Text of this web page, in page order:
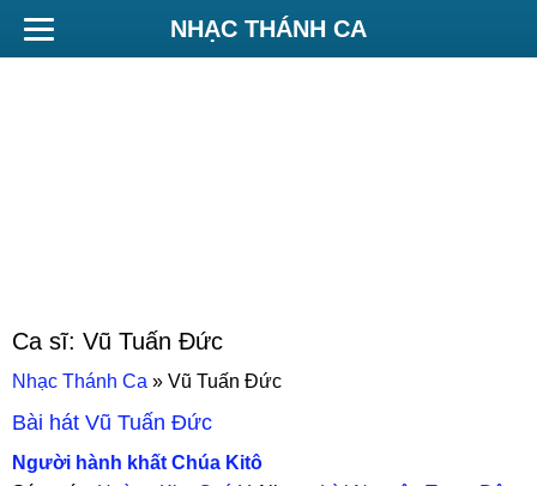
NHẠC THÁNH CA
Ca sĩ: Vũ Tuấn Đức
Nhạc Thánh Ca » Vũ Tuấn Đức
Bài hát Vũ Tuấn Đức
Người hành khất Chúa Kitô